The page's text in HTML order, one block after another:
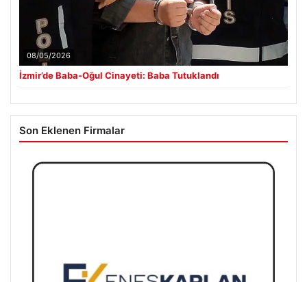
08/05/2026
İzmir’de Baba-Oğul Cinayeti: Baba Tutuklandı
Son Eklenen Firmalar